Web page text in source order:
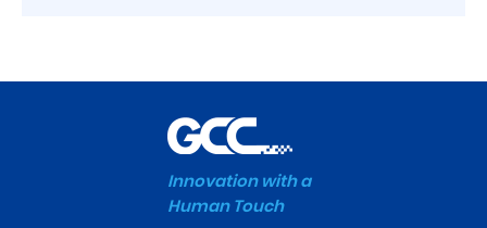
Innovation with a
Human Touch